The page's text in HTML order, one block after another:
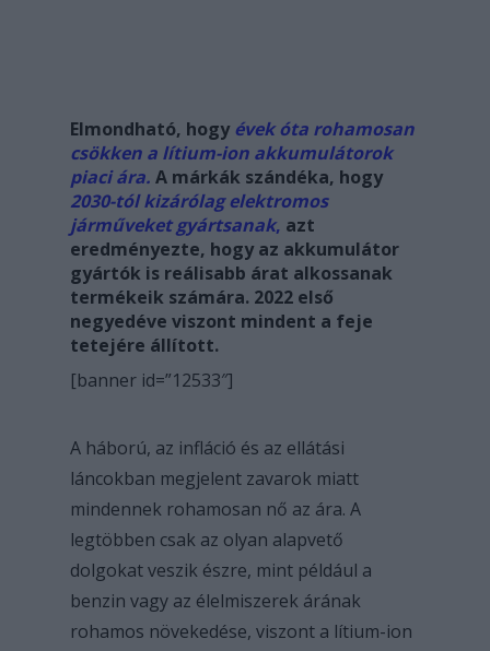
Elmondható, hogy évek óta rohamosan
csökken a lítium-ion akkumulátorok
piaci ára. A márkák szándéka, hogy
2030-tól kizárólag elektromos
járműveket gyártsanak, azt
eredményezte, hogy az akkumulátor
gyártók is reálisabb árat alkossanak
termékeik számára. 2022 első
negyedéve viszont mindent a feje
tetejére állított.
[banner id=”12533″]
A háború, az infláció és az ellátási
láncokban megjelent zavarok miatt
mindennek rohamosan nő az ára. A
legtöbben csak az olyan alapvető
dolgokat veszik észre, mint például a
benzin vagy az élelmiszerek árának
rohamos növekedése, viszont a lítium-ion